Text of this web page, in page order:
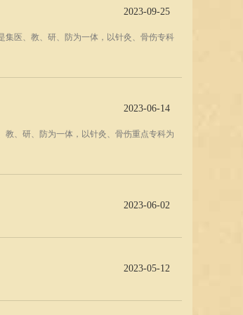
2023-09-25
集医、教、研、防为一体，以针灸、骨伤专科
2023-06-14
、研、防为一体，以针灸、骨伤重点专科为
2023-06-02
2023-05-12